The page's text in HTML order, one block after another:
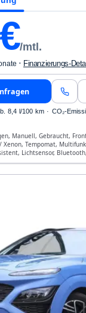
/mtl.
· Finanzierungs-
8,4 l/100 km · CO₂-
Manuell, Gebraucht,
Xenon, Tempomat,
Lichtsensor,
ESP, ABS,